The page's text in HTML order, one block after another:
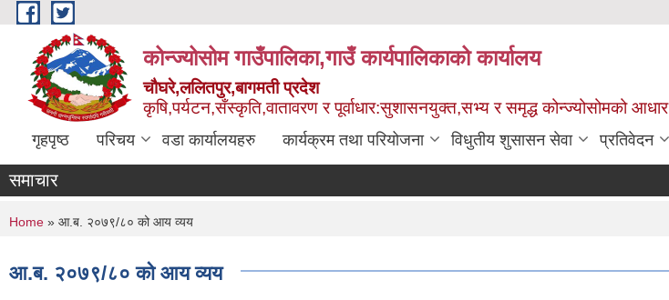
Skip to main content
कोन्ज्योसोम गाउँपालिका,गाउँ कार्यपालिकाको कार्यालय
चौघरे,ललितपुर,बागमती प्रदेश
कृषि,पर्यटन,सँस्कृति,वातावरण र पूर्वाधार:सुशासनयुक्त,सभ्य र समृद्ध कोन्ज्योसोमको आधार
गृहपृष्ठ परिचय वडा कार्यालयहरु कार्यक्रम तथा परियोजना विधुतीय शुसासन सेवा प्रतिवेदन
समाचार
You are here
Home » आ‍.ब. २०७९/८० को आय व्यय
आ‍.ब. २०७९/८० को आय व्यय